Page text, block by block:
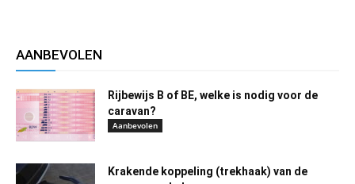
AANBEVOLEN
Rijbewijs B of BE, welke is nodig voor de
caravan?
Aanbevolen
Krakende koppeling (trekhaak) van de